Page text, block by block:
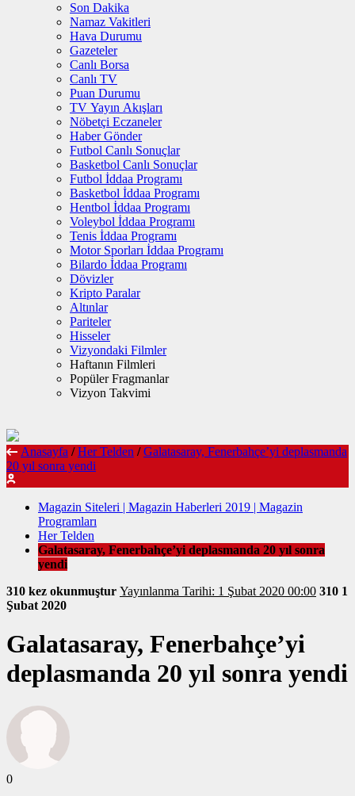
Son Dakika
Namaz Vakitleri
Hava Durumu
Gazeteler
Canlı Borsa
Canlı TV
Puan Durumu
TV Yayın Akışları
Nöbetçi Eczaneler
Haber Gönder
Futbol Canlı Sonuçlar
Basketbol Canlı Sonuçlar
Futbol İddaa Programı
Basketbol İddaa Programı
Hentbol İddaa Programı
Voleybol İddaa Programı
Tenis İddaa Programı
Motor Sporları İddaa Programı
Bilardo İddaa Programı
Dövizler
Kripto Paralar
Altınlar
Pariteler
Hisseler
Vizyondaki Filmler
Haftanın Filmleri
Popüler Fragmanlar
Vizyon Takvimi
Anasayfa / Her Telden / Galatasaray, Fenerbahçe’yi deplasmanda
20 yıl sonra yendi
Magazin Siteleri | Magazin Haberleri 2019 | Magazin
Programları
Her Telden
Galatasaray, Fenerbahçe’yi deplasmanda 20 yıl sonra
yendi
310 kez okunmuştur
Yayınlanma Tarihi: 1 Şubat 2020 00:00 310 1
Şubat 2020
Galatasaray, Fenerbahçe’yi
deplasmanda 20 yıl sonra yendi
0